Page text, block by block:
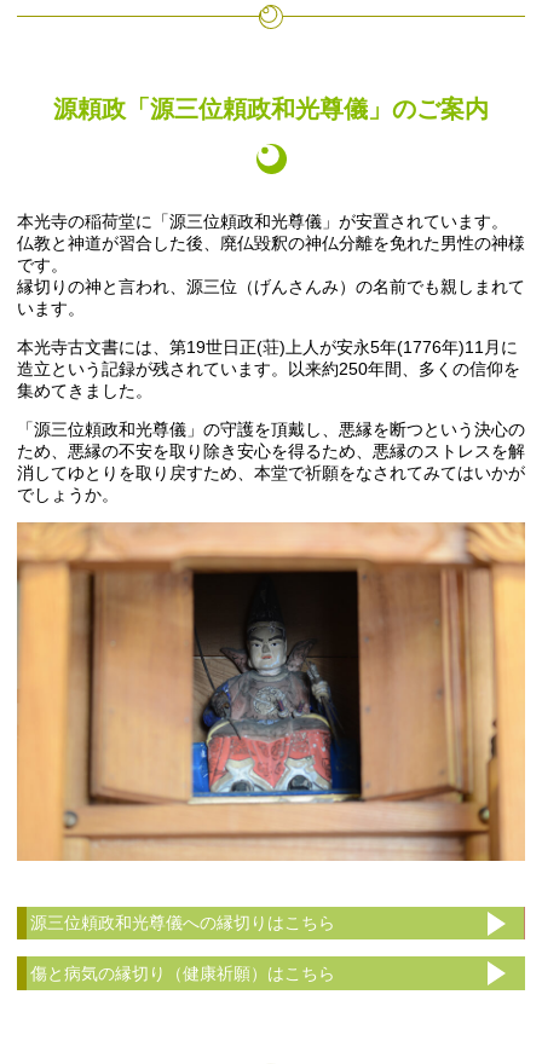
源頼政「源三位頼政和光尊儀」のご案内
本光寺の稲荷堂に「源三位頼政和光尊儀」が安置されています。
仏教と神道が習合した後、廃仏毀釈の神仏分離を免れた男性の神様
です。
縁切りの神と言われ、源三位（げんさんみ）の名前でも親しまれて
います。
本光寺古文書には、第19世日正(荘)上人が安永5年(1776年)11月に
造立という記録が残されています。以来約250年間、多くの信仰を
集めてきました。
「源三位頼政和光尊儀」の守護を頂戴し、悪縁を断つという決心の
ため、悪縁の不安を取り除き安心を得るため、悪縁のストレスを解
消してゆとりを取り戻すため、本堂で祈願をなされてみてはいかが
でしょうか。
源三位頼政和光尊儀への縁切りはこちら
傷と病気の縁切り（健康祈願）はこちら